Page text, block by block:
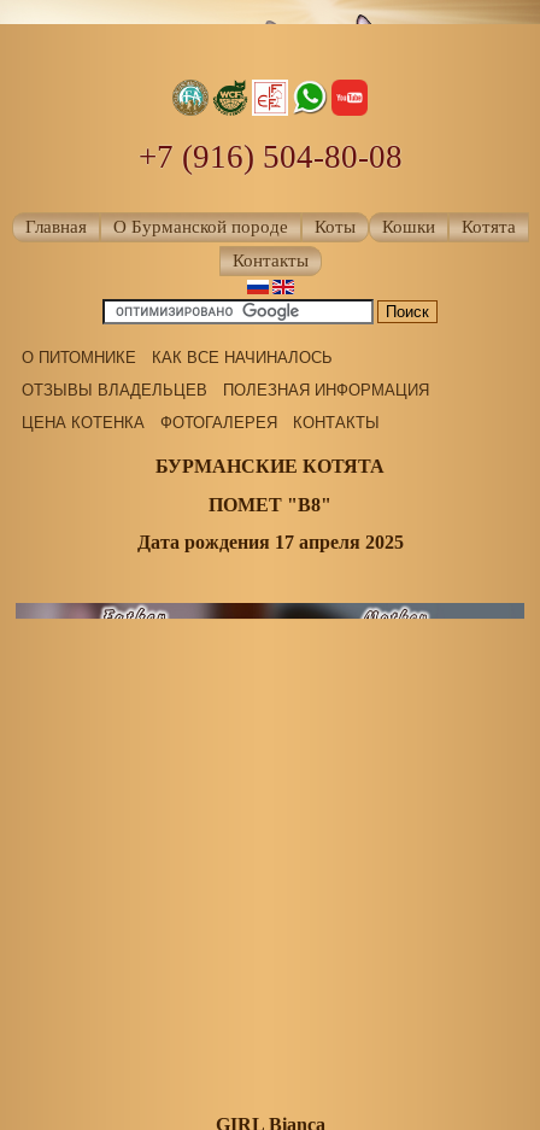
+7 (916) 504-80-08
Главная О Бурманской породе Коты Кошки
Котята
Контакты
О ПИТОМНИКЕ
КАК ВСЕ НАЧИНАЛОСЬ
ОТЗЫВЫ ВЛАДЕЛЬЦЕВ
ПОЛЕЗНАЯ ИНФОРМАЦИЯ
ЦЕНА КОТЕНКА
ФОТОГАЛЕРЕЯ КОНТАКТЫ
БУРМАНСКИЕ КОТЯТА
ПОМЕТ "B8"
Дата рождения 17 апреля 2025
GIRL Bianca